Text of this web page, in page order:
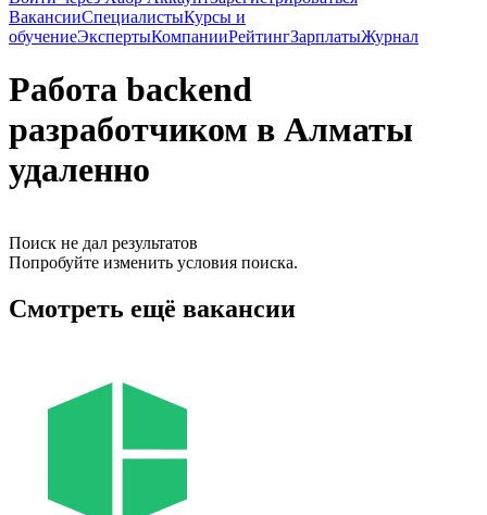
ВакансииСпециалистыКурсы и
обучениеЭкспертыКомпанииРейтингЗарплатыЖурнал
Работа backend
разработчиком в Алматы
удаленно
Поиск не дал результатов
Попробуйте изменить условия поиска.
Смотреть ещё вакансии